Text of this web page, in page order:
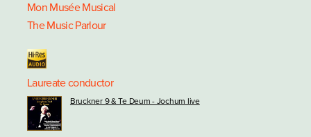
Mon Musée Musical
The Music Parlour
Laureate conductor
Bruckner 9 & Te Deum - Jochum live